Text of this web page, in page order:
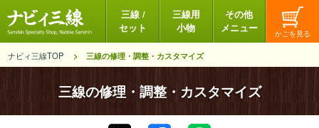
三線 /
セット
三線用
小物
その他
メニュー
ナビィ三線TOP 三線の修理・調整・カスタマイズ
三線の修理・調整・カスタマイズ